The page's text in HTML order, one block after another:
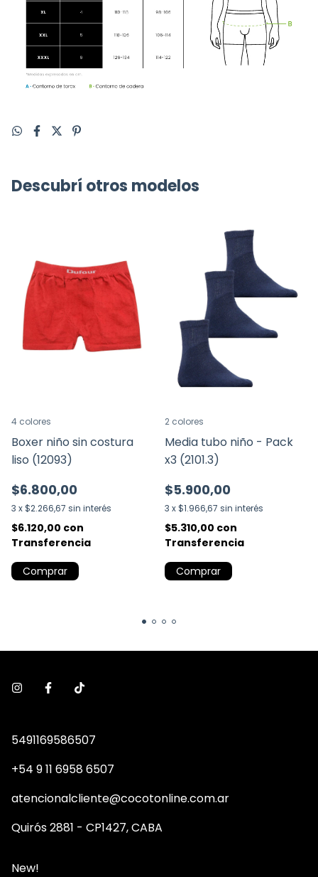
Descubrí otros modelos
Boxer niño sin costura
liso (12093)
$6.800,00
3 x $2.266,67 sin interés
$6.120,00 con
Transferencia
4 colores
Comprar
Media tubo niño - Pack
x3 (2101.3)
$5.900,00
3 x $1.966,67 sin interés
$5.310,00 con
Transferencia
2 colores
Comprar
5491169586507
+54 9 11 6958 6507
atencionalcliente@cocotonline.com.ar
Quirós 2881 - CP1427, CABA
New!